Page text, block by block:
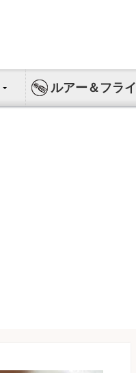
ルアー＆フライ